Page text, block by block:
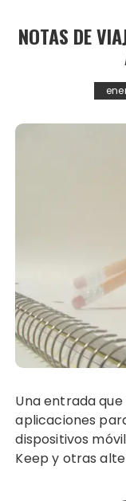
NOTAS DE
Una entrada que resume las principales
aplicaciones
dispositivos
Keep y otras